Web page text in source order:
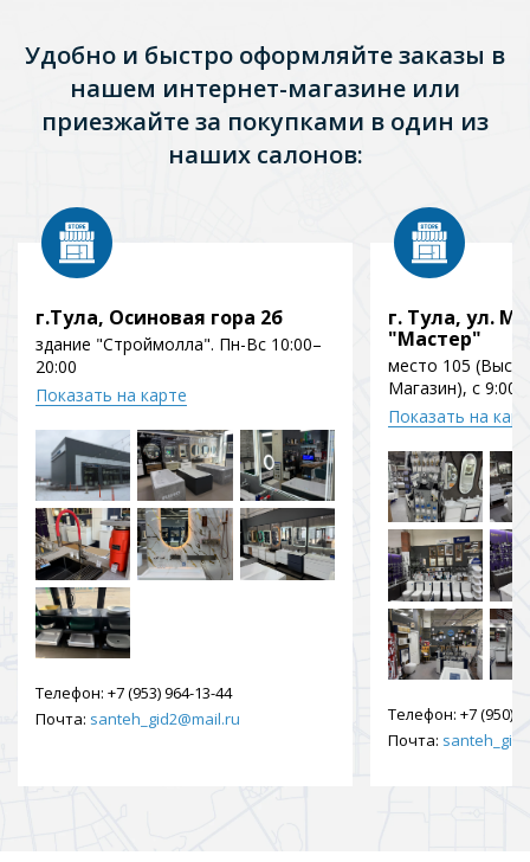
Удобно и быстро оформляйте заказы в
нашем интернет-магазине или
приезжайте за покупками в один из
наших салонов:
г.Тула, Осиновая гора 2б
здание "Строймолла". Пн-Вс 10:00–
20:00
Показать на карте
Телефон: +7 (953) 964-13-44
Почта: santeh_gid2@mail.ru
г. Тула, ул.
"Мастер"
место 105
Магазин), с 9:00
Показать на
Телефон: +7 (950)
Почта: